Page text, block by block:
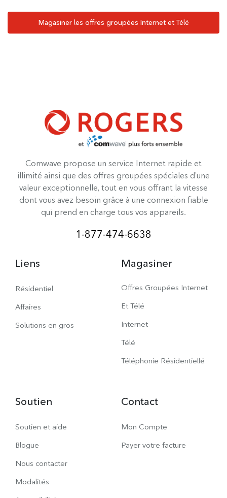
Magasiner les offres groupées Internet et Télé
Comwave propose un service Internet rapide et
illimité ainsi que des offres groupées spéciales d’une
valeur exceptionnelle, tout en vous offrant la vitesse
dont vous avez besoin grâce à une connexion fiable
qui prend en charge tous vos appareils.
1-877-474-6638
Liens
Résidentiel
Affaires
Solutions en gros
Magasiner
Offres Groupées Internet
Et Télé
Internet
Télé
Téléphonie Résidentiellé
Soutien
Soutien et aide
Blogue
Nous contacter
Modalités
Contact
Mon Compte
Payer votre facture